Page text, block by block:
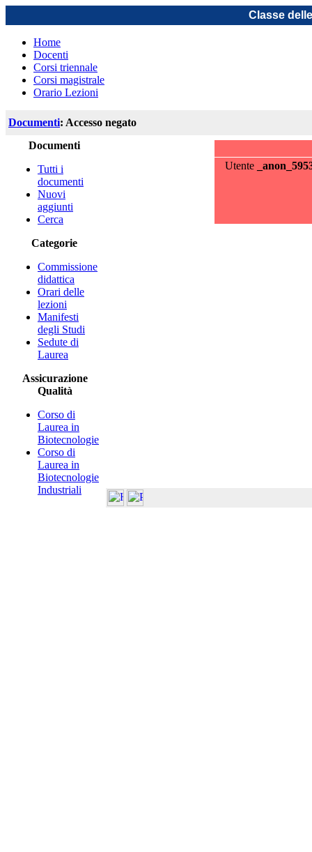
Classe
Home
Docenti
Corsi triennale
Corsi magistrale
Orario Lezioni
Documenti: Accesso negato
Documenti
Tutti i
documenti
Nuovi
aggiunti
Cerca
Categorie
Commissione
didattica
Orari delle
lezioni
Manifesti
degli Studi
Sedute di
Laurea
Assicurazione
Qualità
Corso di
Laurea in
Biotecnologie
Corso di
Laurea in
Biotecnologie
Industriali
Utente